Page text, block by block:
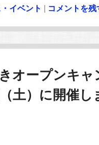
イベント | コメントを残
オープンキ
土）に開催し